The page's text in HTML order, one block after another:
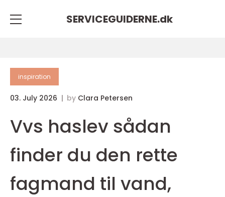
SERVICEGUIDERNE.dk
inspiration
03. July 2026 by Clara Petersen
Vvs haslev sådan
finder du den rette
fagmand til vand,